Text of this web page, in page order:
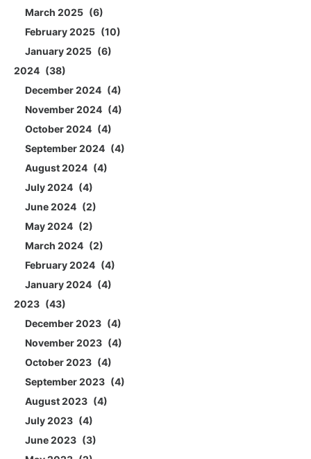
March 2025
6
February 2025
10
January 2025
6
2024
38
December 2024
4
November 2024
4
October 2024
4
September 2024
4
August 2024
4
July 2024
4
June 2024
2
May 2024
2
March 2024
2
February 2024
4
January 2024
4
2023
43
December 2023
4
November 2023
4
October 2023
4
September 2023
4
August 2023
4
July 2023
4
June 2023
3